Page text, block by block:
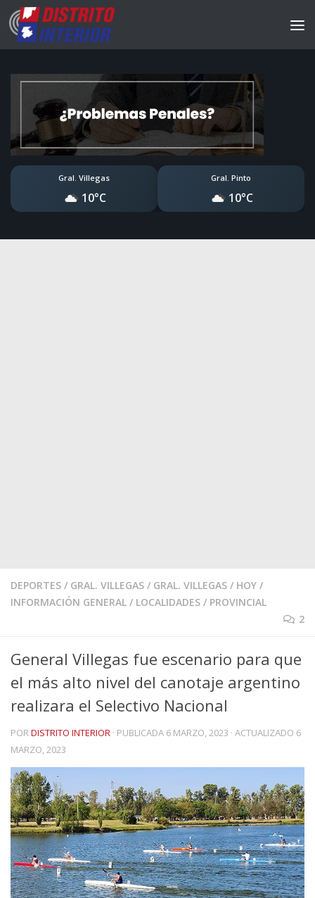
Gral. Villegas
10°C
Gral. Pinto
10°C
DEPORTES / GRAL. VILLEGAS / GRAL. VILLEGAS / HOY /
INFORMACIÓN GENERAL / LOCALIDADES / PROVINCIAL
2
General Villegas fue escenario para que
el más alto nivel del canotaje argentino
realizara el Selectivo Nacional
PORDISTRITO INTERIOR · PUBLICADA 6 MARZO, 2023 · ACTUALIZADO 6
MARZO, 2023